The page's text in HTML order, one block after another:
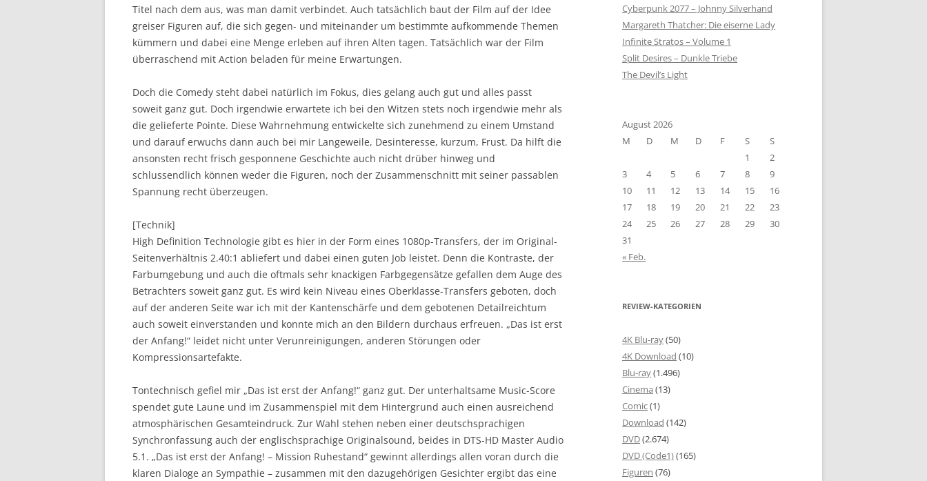
Titel nach dem aus, was man damit verbindet. Auch tatsächlich baut der Film auf der Idee
greiser Figuren auf, die sich gegen- und miteinander um bestimmte aufkommende Themen
kümmern und dabei eine Menge erleben auf ihren Alten tagen. Tatsächlich war der Film
überraschend mit Action beladen für meine Erwartungen.
Doch die Comedy steht dabei natürlich im Fokus, dies gelang auch gut und alles passt
soweit ganz gut. Doch irgendwie erwartete ich bei den Witzen stets noch irgendwie mehr als
die gelieferte Pointe. Diese Wahrnehmung entwickelte sich zunehmend zu einem Umstand
und darauf erwuchs dann auch bei mir Langeweile, Desinteresse, kurzum, Frust. Da hilft die
ansonsten recht frisch gesponnene Geschichte auch nicht drüber hinweg und
schlussendlich können weder die Figuren, noch der Zusammenschnitt mit seiner passablen
Spannung recht überzeugen.
[Technik]
High Definition Technologie gibt es hier in der Form eines 1080p-Transfers, der im Original-
Seitenverhältnis 2.40:1 abliefert und dabei einen guten Job leistet. Denn die Kontraste, der
Farbumgebung und auch die oftmals sehr knackigen Farbgegensätze gefallen dem Auge des
Betrachters soweit ganz gut. Es wird kein Niveau eines Oberklasse-Transfers geboten, doch
auf der anderen Seite war ich mit der Kantenschärfe und dem gebotenen Detailreichtum
auch soweit einverstanden und konnte mich an den Bildern durchaus erfreuen. „Das ist erst
der Anfang!“ leidet nicht unter Verunreinigungen, anderen Störungen oder
Kompressionsartefakte.
Tontechnisch gefiel mir „Das ist erst der Anfang!“ ganz gut. Der unterhaltsame Music-Score
spendet gute Laune und im Zusammenspiel mit dem Hintergrund auch einen ausreichend
atmosphärischen Gesamteindruck. Zur Wahl stehen neben einer deutschsprachigen
Synchronfassung auch der englischsprachige Originalsound, beides in DTS-HD Master Audio
5.1. „Das ist erst der Anfang! – Mission Ruhestand“ gewinnt allerdings allen voran durch die
klaren Dialoge an Sympathie – zusammen mit den dazugehörigen Gesichter ergibt das eine
Cyberpunk 2077 – Johnny Silverhand
Margareth Thatcher: Die eiserne Lady
Infinite Stratos – Volume 1
Split Desires – Dunkle Triebe
The Devil’s Light
August 2026
M
D M D F S
S
1
2
3
4 5 6 7 8
9
10
11 12 13 14 15
16
17
18 19 20 21 22
23
24
25 26 27 28 29
30
31
« Feb.
REVIEW-KATEGORIEN
4K Blu-ray(50)
4K Download (10)
Blu-ray(1.496)
Cinema (13)
Comic(1)
Download (142)
DVD(2.674)
DVD (Code1)(165)
Figuren (76)